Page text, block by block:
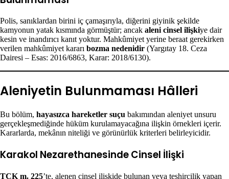
Polis, sanıklardan birini iç çamaşırıyla, diğerini giyinik şekilde
kamyonun yatak kısmında görmüştür; ancak aleni cinsel ilişkiye dair
kesin ve inandırıcı kanıt yoktur. Mahkûmiyet yerine beraat gerekirken
verilen mahkûmiyet kararı bozma nedenidir (Yargıtay 18. Ceza
Dairesi – Esas: 2016/6863, Karar: 2018/6130).
Aleniyetin Bulunmaması Hâlleri
Bu bölüm, hayasızca hareketler suçu bakımından aleniyet unsuru
gerçekleşmediğinde hüküm kurulamayacağına ilişkin örnekleri içerir.
Kararlarda, mekânın niteliği ve görünürlük kriterleri belirleyicidir.
Karakol Nezarethanesinde Cinsel İlişki
TCK m. 225’te, alenen cinsel ilişkide bulunan veya teşhircilik yapan